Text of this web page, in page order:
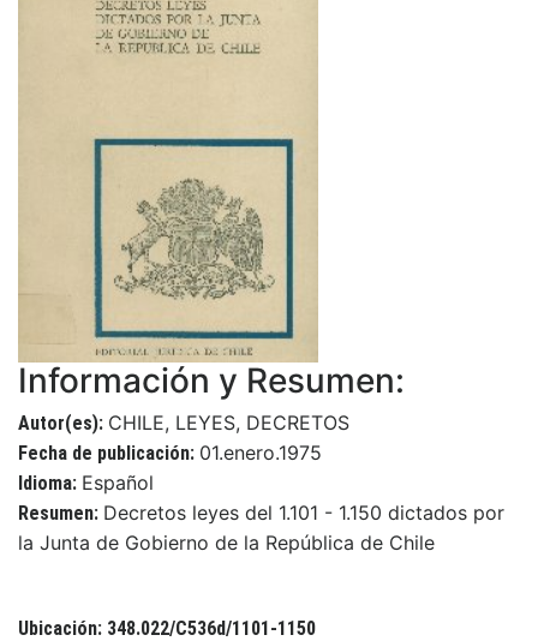
Información y Resumen:
Autor(es): CHILE, LEYES, DECRETOS
Fecha de publicación: 01.enero.1975
Idioma: Español
Resumen: Decretos leyes del 1.101 - 1.150 dictados por
la Junta de Gobierno de la República de Chile
Ubicación: 348.022/C536d/1101-1150